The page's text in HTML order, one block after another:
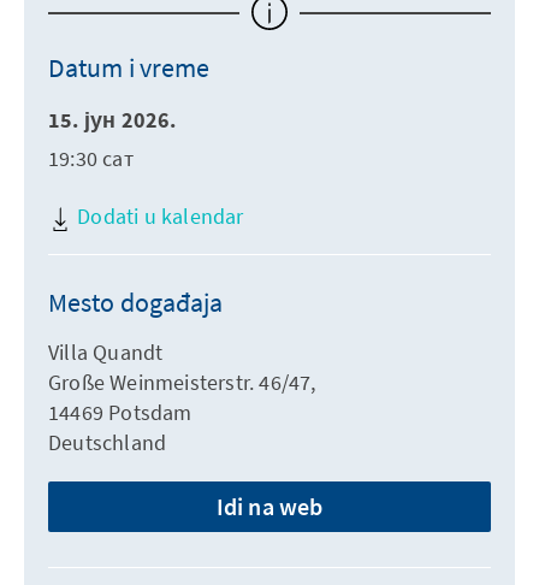
Datum i vreme
15. јун 2026.
19:30 сат
Dodati u kalendar
Mesto događaja
Villa Quandt
Große Weinmeisterstr. 46/47,
14469 Potsdam
Deutschland
Idi na web